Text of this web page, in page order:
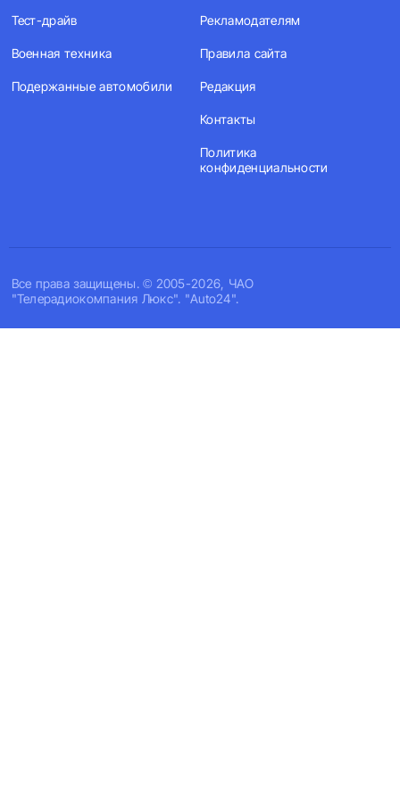
Все права защищены. © 2005-2026, ЧАО
"Телерадиокомпания Люкс". "Auto24".
Тест-драйв
Военная техника
Подержанные автомобили
Рекламодателям
Правила сайта
Редакция
Контакты
Политика
конфиденциальности